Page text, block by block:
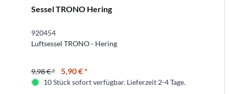
Sessel TRONO Hering
920454
Luftsessel TRONO - Hering
9,98 € * 5,90 € *
10 Stück sofort verfügbar. Lieferzeit 2-4 Tage.